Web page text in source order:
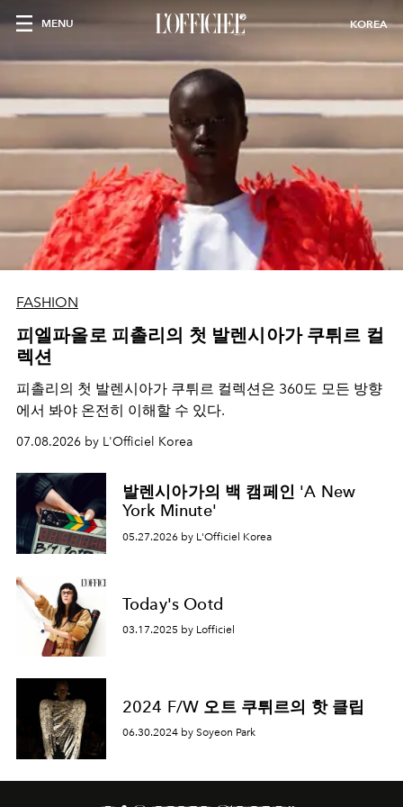
MENU KOREA
FASHION
피엘파올로 피촐리의 첫 발렌시아가 쿠튀르 컬
렉션
피촐리의 첫 발렌시아가 쿠튀르 컬렉션은 360도 모든 방향
에서 봐야 온전히 이해할 수 있다.
07.08.2026 by L'Officiel Korea
발렌시아가의 백 캠페인 'A New
York Minute'
05.27.2026 by L'Officiel Korea
Today's Ootd
03.17.2025 by Lofficiel
2024 F/W 오트 쿠튀르의 핫 클립
06.30.2024 by Soyeon Park